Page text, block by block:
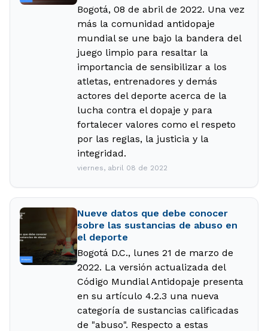
Bogotá, 08 de abril de 2022. Una vez
más la comunidad antidopaje
mundial se une bajo la bandera del
juego limpio para resaltar la
importancia de sensibilizar a los
atletas, entrenadores y demás
actores del deporte acerca de la
lucha contra el dopaje y para
fortalecer valores como el respeto
por las reglas, la justicia y la
integridad.
viernes, abril 08 de 2022
Nueve datos que debe conocer
sobre las sustancias de abuso en
el deporte
Bogotá D.C., lunes 21 de marzo de
2022. La versión actualizada del
Código Mundial Antidopaje presenta
en su artículo 4.2.3 una nueva
categoría de sustancias calificadas
de "abuso". Respecto a estas